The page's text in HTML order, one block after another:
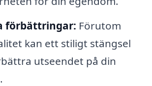
förbättringar: Förutom
kan ett stiligt stängsel
utseendet på din